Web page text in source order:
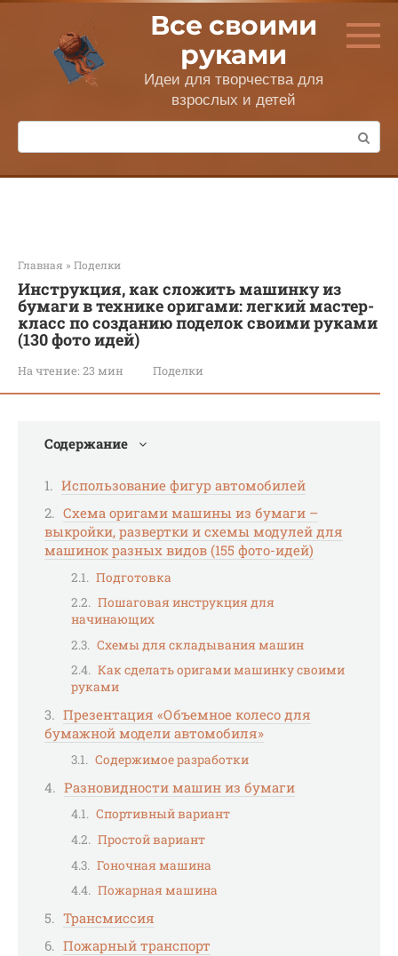
Перейти
контенту
Все своими
руками
Идеи для творчества для
взрослых и детей
Поиск:
Главная » Поделки
Инструкция, как сложить машинку из
бумаги в технике оригами: легкий мастер-
класс по созданию поделок своими руками
(130 фото идей)
На чтение: 23 мин Поделки
Содержание
Использование фигур автомобилей
Схема оригами машины из бумаги –
выкройки, развертки и схемы модулей для
машинок разных видов (155 фото-идей)
Подготовка
Пошаговая инструкция для
начинающих
Схемы для складывания машин
Как сделать оригами машинку своими
руками
Презентация «Объемное колесо для
бумажной модели автомобиля»
Содержимое разработки
Разновидности машин из бумаги
Спортивный вариант
Простой вариант
Гоночная машина
Пожарная машина
Трансмиссия
Пожарный транспорт